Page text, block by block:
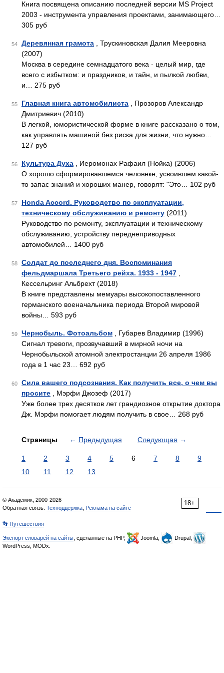
Книга посвящена описанию последней версии MS Project
2003 - инструмента управления проектами, занимающего…
305 руб
54 Деревянная грамота , Трускиновская Далия Мееровна
(2007)
Москва в середине семнадцатого века - целый мир, где
всего с избытком: и праздников, и тайн, и пылкой любви,
и… 275 руб
55 Главная книга автомобилиста , Прозоров Александр
Дмитриевич (2010)
В легкой, юмористической форме в книге рассказано о том,
как управлять машиной без риска для жизни, что нужно…
127 руб
56 Культура Духа , Иеромонах Рафаил (Нойка) (2006)
О хорошо сформировавшемся человеке, усвоившем какой-
то запас знаний и хороших манер, говорят: "Это… 102 руб
57
Honda Accord. Руководство по эксплуатации,
техническому обслуживанию и ремонту (2011)
Руководство по ремонту, эксплуатации и техническому
обслуживанию, устройству переднеприводных
автомобилей… 1400 руб
58
Солдат до последнего дня. Воспоминания
фельдмаршала Третьего рейха. 1933 - 1947
Кессельринг Альбрехт (2018)
В книге представлены мемуары высокопоставленного
германского военачальника периода Второй мировой
войны… 593 руб
59 Чернобыль. Фотоальбом , Губарев Владимир (1996)
Сигнал тревоги, прозвучавший в мирной ночи на
Чернобыльской атомной электростанции 26 апреля 1986
года в 1 час 23… 692 руб
60
Сила вашего подсознания. Как получить все, о чем вы
просите , Мэрфи Джозеф (2017)
Уже более трех десятков лет грандиозное открытие доктора
Дж. Мэрфи помогает людям получить в свое… 268 руб
Страницы ← Предыдущая Следующая →
1 2 3 4 5 6 7 8
9
10
11 12 13
18+
© Академик, 2000-2026
Обратная связь: Техподдержка Реклама на сайте
👣 Путешествия
Экспорт словарей на сайты , сделанные на PHP, Joomla,
Drupal,
WordPress, MODx.